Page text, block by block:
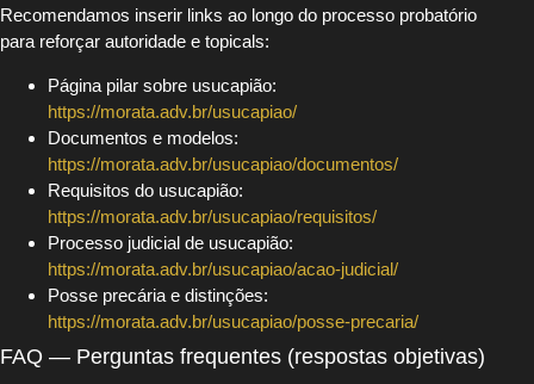
Recomendamos inserir links ao longo do processo probatório
para reforçar autoridade e topicals:
Página pilar sobre usucapião:
https://morata.adv.br/usucapiao/
Documentos e modelos:
https://morata.adv.br/usucapiao/documentos/
Requisitos do usucapião:
https://morata.adv.br/usucapiao/requisitos/
Processo judicial de usucapião:
https://morata.adv.br/usucapiao/acao-judicial/
Posse precária e distinções:
https://morata.adv.br/usucapiao/posse-precaria/
FAQ — Perguntas frequentes (respostas objetivas)